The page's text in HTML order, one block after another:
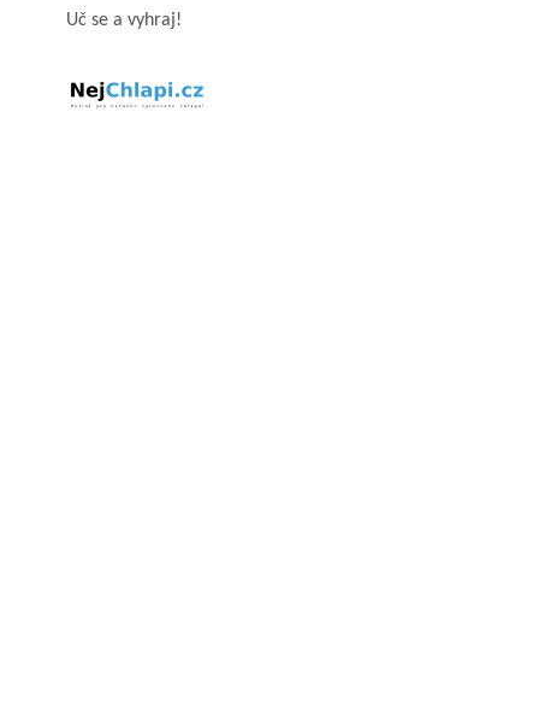
Uč se a vyhraj!